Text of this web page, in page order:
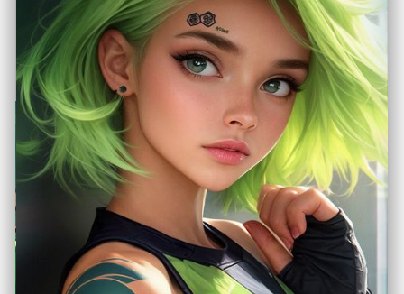
AirConsole: Konsol
Game Online Kekinian,
Modal HP Semua Jadi
Seru
Juli 17, 2025
Konsol Handheld , Konsol Modern